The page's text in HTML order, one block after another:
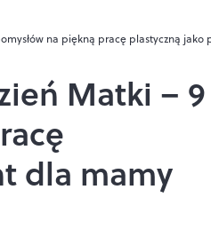
na piękną pracę plastyczną
Matki – 9
dla mamy